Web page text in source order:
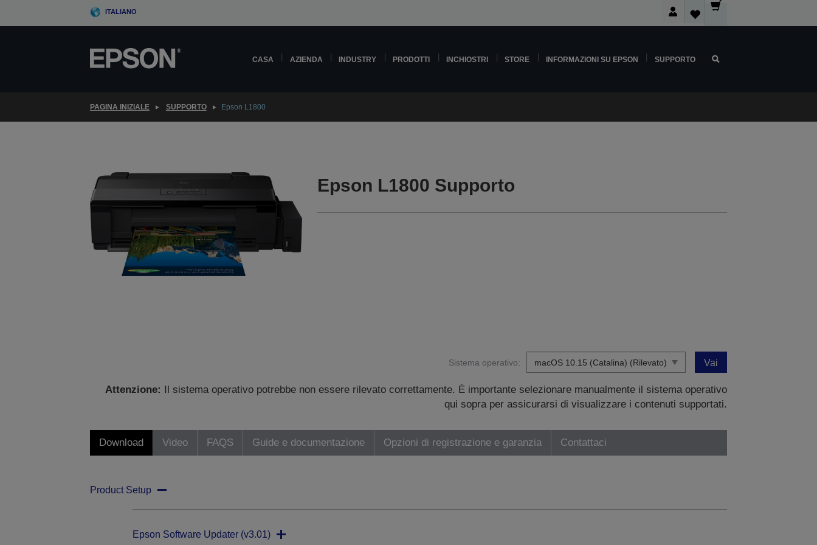
ITALIANO
CASA AZIENDA INDUSTRY PRODOTTI INCHIOSTRI STORE INFORMAZIONI SU EPSON SUPPORTO
PAGINA INIZIALE SUPPORTO Epson L1800
Epson L1800 Supporto
Sistema operativo: Vai
Attenzione:
Il sistema operativo potrebbe non essere rilevato correttamente. È importante selezionare manualmente il sistema operativo
qui sopra per assicurarsi di visualizzare i contenuti supportati.
Download Video FAQS Guide e documentazione Opzioni di registrazione e garanzia Contattaci
Product Setup
Epson Software Updater (v3.01)